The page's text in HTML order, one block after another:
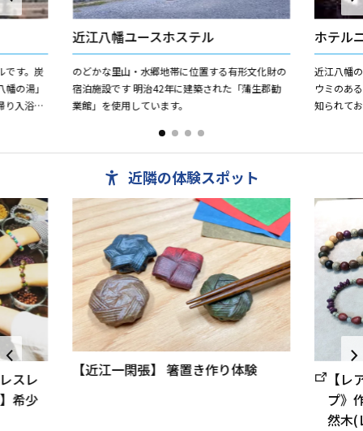
です。炭
の湯」
り入浴も
近江八幡ユースホステル
のどかな里山・水郷地帯に位置する有形文化財の
宿泊施設です 明治42年に建築された「蒲生郡勧
業館」を使用しています。
ホテル
近江八幡
ウミのあ
知られて
近隣の体験スポット
スレ
希少
【近江一閑張】 箸置き作り体験
【
プ》
然木(